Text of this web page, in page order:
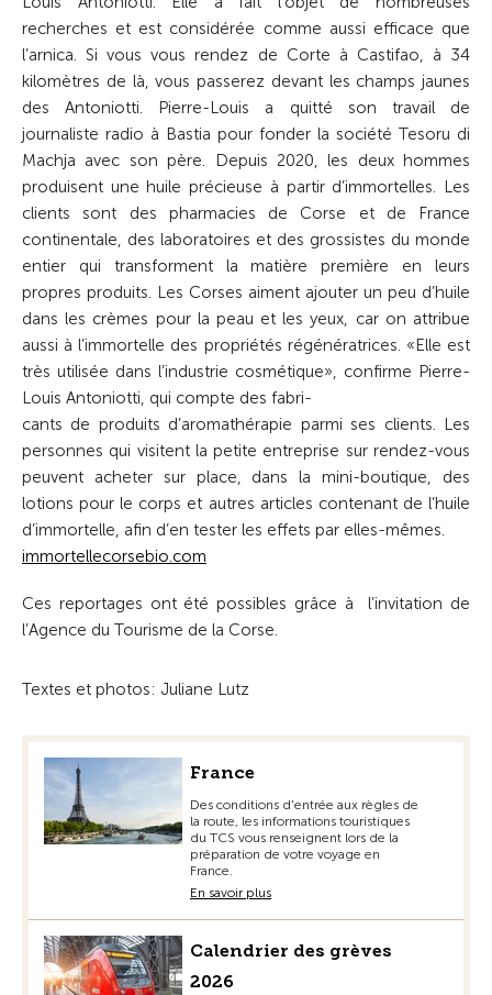
recherches et est considérée comme aussi efficace que
l’arnica. Si vous vous rendez de Corte à Castifao, à 34
kilomètres de là, vous passerez devant les champs jaunes
des Antoniotti. Pierre-Louis a quitté son travail de
journaliste radio à Bastia pour fonder la société Tesoru di
Machja avec son père. Depuis 2020, les deux hommes
produisent une huile précieuse à partir d’immortelles. Les
clients sont des pharmacies de Corse et de France
continentale, des laboratoires et des grossistes du monde
entier qui transforment la matière première en leurs
propres produits. Les Corses aiment ajouter un peu d’huile
dans les crèmes pour la peau et les yeux, car on attribue
aussi à l’immortelle des propriétés régénératrices. «Elle est
très utilisée dans l’industrie cosmétique», confirme Pierre-
Louis Antoniotti, qui compte des fabri-
cants de produits d’aromathérapie parmi ses clients. Les
personnes qui visitent la petite entreprise sur rendez-vous
peuvent acheter sur place, dans la mini-boutique, des
lotions pour le corps et autres articles contenant de l’huile
d’immortelle, afin d’en tester les effets par elles-mêmes.
immortellecorsebio.com
Ces reportages ont été possibles grâce à ­ l’invitation de
l’Agence du Tourisme de la Corse.
Textes et photos: Juliane Lutz
France
Des conditions d'entrée aux règles de
la route, les informations touristiques
du TCS vous renseignent lors de la
préparation de votre voyage en
France.
En savoir plus
Calendrier des grèves
2026